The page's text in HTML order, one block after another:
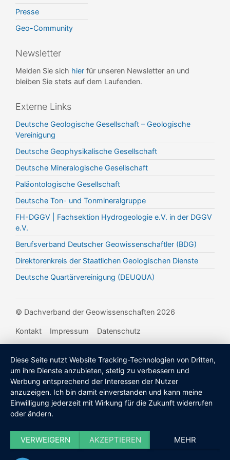
Presse
Geo-Community
Newsletter
Melden Sie sich hier für unseren Newsletter an und
bleiben Sie stets auf dem Laufenden.
Externe Links
Deutsche Geologische Gesellschaft – Geologische
Vereinigung
Deutsche Geophysikalische Gesellschaft
Deutsche Mineralogische Gesellschaft
Paläontologische Gesellschaft
Deutsche Ton- und Tonmineralgruppe
FH-DGGV | Fachsektion Hydrogeologie e.V. in der DGGV
e.V.
Berufsverband Deutscher Geowissenschaftler (BDG)
Direktorenkreis der Staatlichen Geologischen Dienste
Deutsche Quartärvereinigung (DEUQUA)
© Dachverband der Geowissenschaften 2026
Kontakt Impressum Datenschutz
Diese Seite nutzt Website Tracking-Technologien von Dritten,
um ihre Dienste anzubieten, stetig zu verbessern und
Werbung entsprechend der Interessen der Nutzer
anzuzeigen. Ich bin damit einverstanden und kann meine
Einwilligung jederzeit mit Wirkung für die Zukunft widerrufen
oder ändern.
VERWEIGERN AKZEPTIEREN MEHR